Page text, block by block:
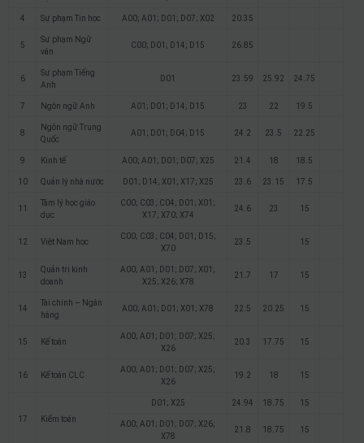
4 Sư phạm Tin học A00; A01; D01; D07; X02 20.35
5
Sư phạm Ngữ
văn
C00; D01; D14; D15 26.85
6
Sư phạm Tiếng
Anh
D01 23.59 25.92 24.75
7 Ngôn ngữ Anh A01; D01; D14; D15 23 22 19.5
8
Ngôn ngữ Trung
Quốc
A01; D01; D04; D15 24.2 23.5 22.25
9 Kinh tế A00; A01; D01; D07; X25 21.4 18 18.5
10 Quản lý nhà nước D01; D14; X01; X17; X25 23.6 23.15 17.5
11
Tâm lý học giáo
dục
C00; C03; C04; D01; X01;
X17; X70; X74
24.6 23 15
12 Việt Nam học
C00; C03; C04; D01; D15;
X70
23.5 15
13
Quản trị kinh
doanh
A00; A01; D01; D07; X01;
X25; X26; X78
21.7 17 15
14
Tài chính – Ngân
hàng
A00; A01; D01; X01; X78 22.5 20.25 15
15 Kế toán
A00; A01; D01; D07; X25;
X26
20.3 17.75 15
16 Kế toán CLC
A00; A01; D01; D07; X25;
X26
19.2 18 15
17 Kiểm toán
D01; X25 24.94 18.75 15
A00; A01; D01; D07; X26;
X78
21.8 18.75 15